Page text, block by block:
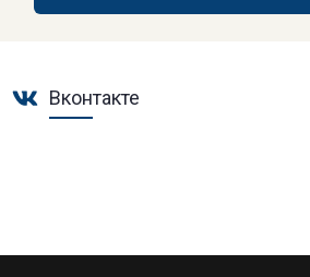
Вконтакте